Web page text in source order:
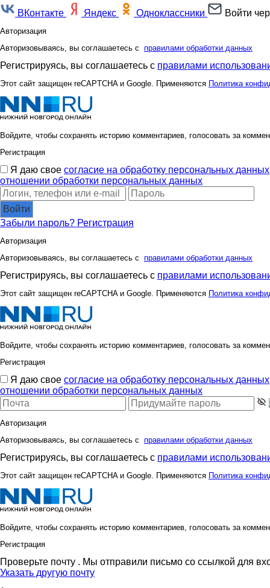
ВКонтакте Яндекс Одноклассники Войти
Авторизация
Авторизовываясь, вы соглашаетесь с правилами обработки данных
Регистрируясь, вы соглашаетесь с правилами
Этот сайт защищен reCAPTCHA и Google. Применяются Политика
Войдите, чтобы сохранять историю комментариев, голосовать за
Регистрация
Я даю свое согласие на обработку персональных данных
отношении обработки персональных данных
Войти
Забыли пароль? Регистрация
Авторизация
Авторизовываясь, вы соглашаетесь с правилами обработки данных
Регистрируясь, вы соглашаетесь с правилами
Этот сайт защищен reCAPTCHA и Google. Применяются Политика
Войдите, чтобы сохранять историю комментариев, голосовать за
Регистрация
Я даю свое согласие на обработку персональных данных
отношении обработки персональных данных
Авторизация
Авторизовываясь, вы соглашаетесь с правилами обработки данных
Регистрируясь, вы соглашаетесь с правилами
Этот сайт защищен reCAPTCHA и Google. Применяются Политика
Войдите, чтобы сохранять историю комментариев, голосовать за
Регистрация
Проверьте почту . Мы отправили письмо со ссылкой для
Указать другую почту